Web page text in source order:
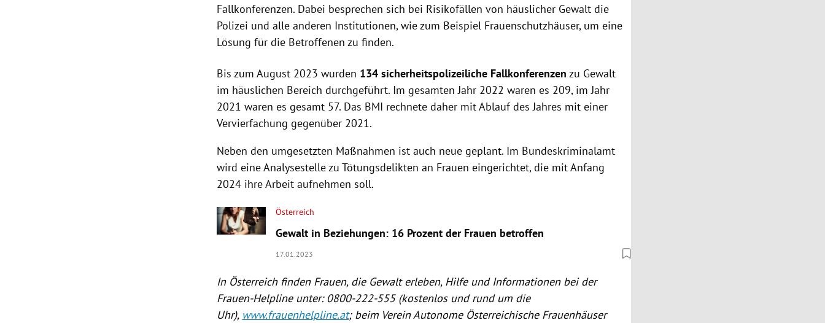
Fallkonferenzen. Dabei besprechen sich bei Risikofällen von häuslicher Gewalt die
Polizei und alle anderen Institutionen, wie zum Beispiel Frauenschutzhäuser, um eine
Lösung für die Betroffenen zu finden.
Bis zum August 2023 wurden 134 sicherheitspolizeiliche Fallkonferenzen zu Gewalt
im häuslichen Bereich durchgeführt. Im gesamten Jahr 2022waren es 209, im Jahr
2021 waren es gesamt 57. Das BMI rechnete daher mit Ablauf des Jahres mit einer
Vervierfachung gegenüber 2021.
Neben den umgesetzten Maßnahmen ist auch neue geplant. Im Bundeskriminalamt
wird eine Analysestelle zu Tötungsdelikten an Frauen eingerichtet, die mit Anfang
2024 ihre Arbeit aufnehmen soll.
Österreich
Gewalt in Beziehungen: 16 Prozent der Frauen betroffen
17.01.2023
In Österreich finden Frauen, die Gewalt erleben, Hilfe und Informationen bei der
Frauen-Helpline unter: 0800-222-555 (kostenlos und rund um die
Uhr), www.frauenhelpline.at; beim Verein Autonome Österreichische Frauenhäuser